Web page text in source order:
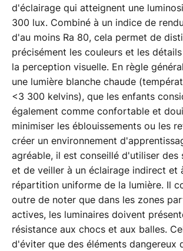
d'éclairage qui atteignent une
300 lux. Combiné à un indice de
d'au moins Ra 80, cela permet de
précisément les couleurs et les
la perception visuelle. En règle
une lumière blanche chaude
<3 300 kelvins), que les enfants
également comme confortable et
minimiser les éblouissements ou les
créer un environnement
agréable, il est conseillé d'utiliser des
et de veiller à un éclairage indirect et
répartition uniforme de la lumière. Il
outre de noter que dans les zones
actives, les luminaires doivent
résistance aux chocs et aux balles.
d'éviter que des éléments dangereux